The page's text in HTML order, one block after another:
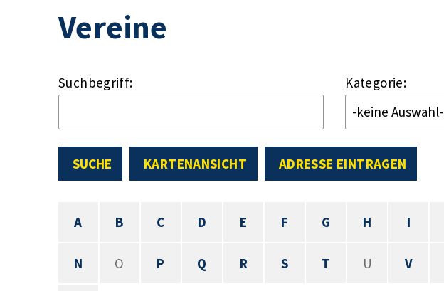
Vereine
Suchbegriff: Kategorie:
SUCHE ADRESSE EINTRAGEN
KARTENANSICHT
A B C D E F G H I
N O P Q R S T U V